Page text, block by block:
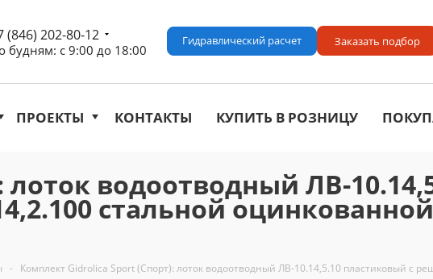
(846) 202-80-12
будням: с 9:00 до 18:00
Гидравлический расчет Заказать подбор
ПРОЕКТЫ КОНТАКТЫ КУПИТЬ В РОЗНИЦУ
водоотводный ЛВ-
стальной
- Комплект Gidrolica Sport (Спорт): лоток водоотводный ЛВ-10.14,5.10 пластиковый с